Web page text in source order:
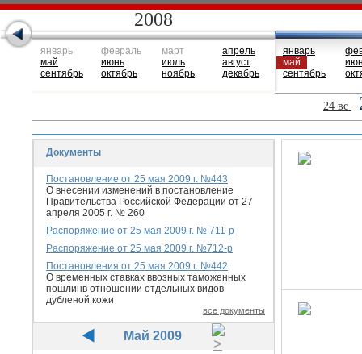
2008
январь
май
сентябрь
февраль
июнь
октябрь
март
июль
ноябрь
апрель
август
декабрь
январь
май
сентябрь
24 вс
Документы
Постановление от 25 мая 2009 г. №443
О внесении изменений в постановление
Правительства Российской Федерации от 27
апреля 2005 г. № 260
Распоряжение от 25 мая 2009 г. № 711-р
Распоряжение от 25 мая 2009 г. №712-р
Постановления от 25 мая 2009 г. №442
О временных ставках ввозных таможенных
пошлинв отношении отдельных видов
дубленой кожи
все документы
Май 2009